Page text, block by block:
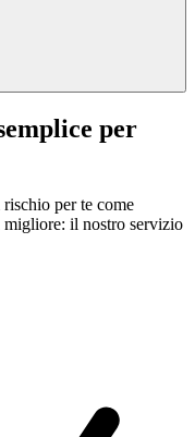
per
per te come
migliore: il nostro servizio